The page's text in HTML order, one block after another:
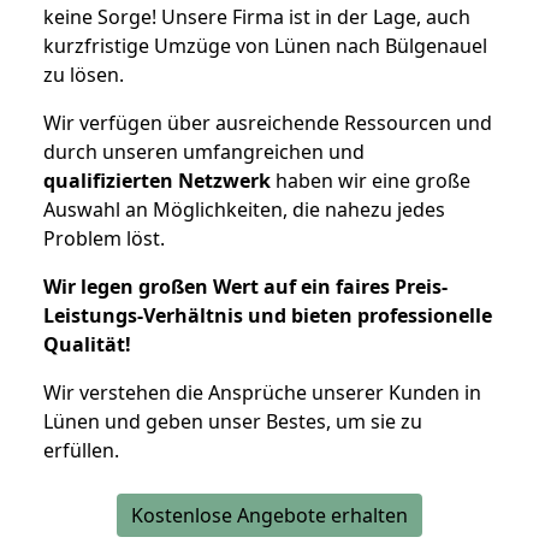
keine Sorge! Unsere Firma ist in der Lage, auch
kurzfristige Umzüge von Lünen nach Bülgenauel
zu lösen.
Wir verfügen über ausreichende Ressourcen und
durch unseren umfangreichen und
qualifizierten Netzwerk haben wir eine große
Auswahl an Möglichkeiten, die nahezu jedes
Problem löst.
Wir legen großen Wert auf ein faires Preis-
Leistungs-Verhältnis und bieten professionelle
Qualität!
Wir verstehen die Ansprüche unserer Kunden in
Lünen und geben unser Bestes, um sie zu
erfüllen.
Kostenlose Angebote erhalten